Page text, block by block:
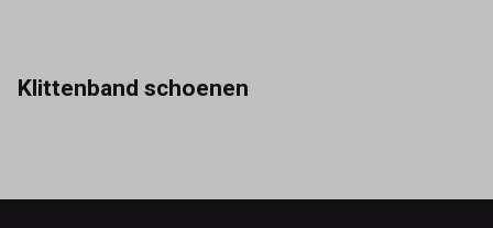
Klittenband schoenen